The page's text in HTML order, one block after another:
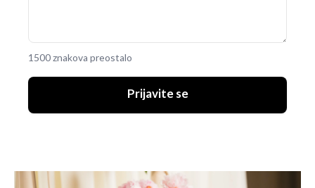
1500 znakova preostalo
Prijavite se